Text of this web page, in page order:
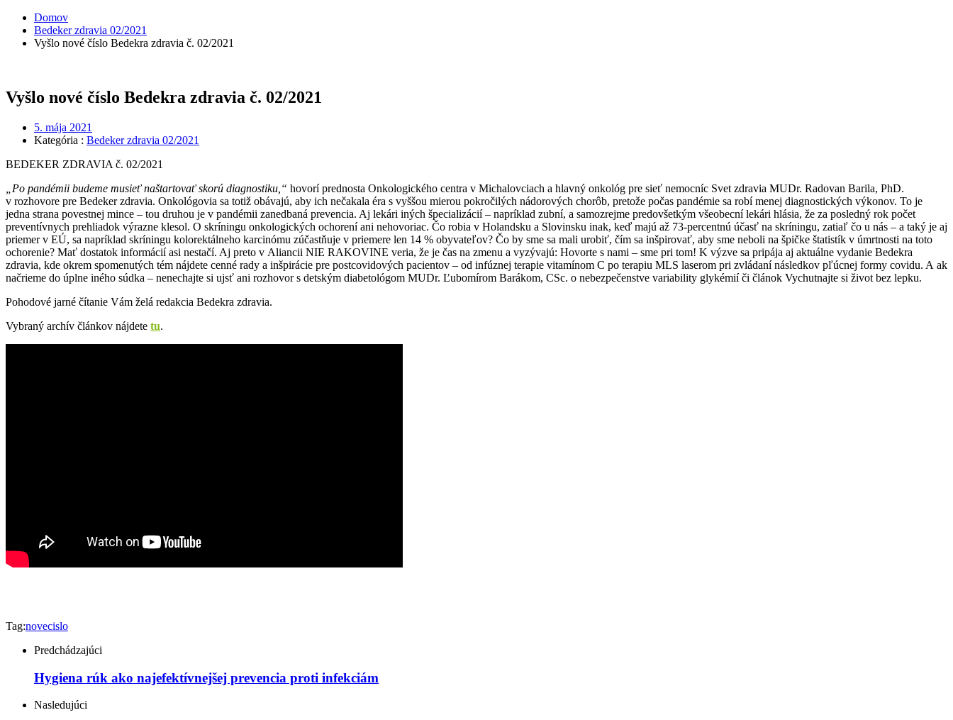
Domov
Bedeker zdravia 02/2021
Vyšlo nové číslo Bedekra zdravia č. 02/2021
Vyšlo nové číslo Bedekra zdravia č. 02/2021
5. mája 2021
Kategória : Bedeker zdravia 02/2021
BEDEKER ZDRAVIA č. 02/2021
„Po pandémii budeme musieť naštartovať skorú diagnostiku,“ hovorí prednosta Onkologického centra v Michalovciach a hlavný onkológ pre sieť nemocníc Svet zdravia MUDr. Radovan Barila, PhD.
v rozhovore pre Bedeker zdravia. Onkológovia sa totiž obávajú, aby ich nečakala éra s vyššou mierou pokročilých nádorových chorôb, pretože počas pandémie sa robí menej diagnostických výkonov. To je
jedna strana povestnej mince – tou druhou je v pandémii zanedbaná prevencia. Aj lekári iných špecializácií – napríklad zubní, a samozrejme predovšetkým všeobecní lekári hlásia, že za posledný rok počet
preventívnych prehliadok výrazne klesol. O skríningu onkologických ochorení ani nehovoriac. Čo robia v Holandsku a Slovinsku inak, keď majú až 73-percentnú účasť na skríningu, zatiaľ čo u nás – a taký je aj
priemer v EÚ, sa napríklad skríningu kolorektálneho karcinómu zúčastňuje v priemere len 14 % obyvateľov? Čo by sme sa mali urobiť, čím sa inšpirovať, aby sme neboli na špičke štatistík v úmrtnosti na toto
ochorenie? Mať dostatok informácií asi nestačí. Aj preto v Aliancii NIE RAKOVINE veria, že je čas na zmenu a vyzývajú: Hovorte s nami – sme pri tom! K výzve sa pripája aj aktuálne vydanie Bedekra
zdravia, kde okrem spomenutých tém nájdete cenné rady a inšpirácie pre postcovidových pacientov – od infúznej terapie vitamínom C po terapiu MLS laserom pri zvládaní následkov pľúcnej formy covidu. A ak
načrieme do úplne iného súdka – nenechajte si ujsť ani rozhovor s detským diabetológom MUDr. Ľubomírom Barákom, CSc. o nebezpečenstve variability glykémií či článok Vychutnajte si život bez lepku.
Pohodové jarné čítanie Vám želá redakcia Bedekra zdravia.
Vybraný archív článkov nájdete tu.
Tag:novecislo
Predchádzajúci
Hygiena rúk ako najefektívnejšej prevencia proti infekciám
Nasledujúci